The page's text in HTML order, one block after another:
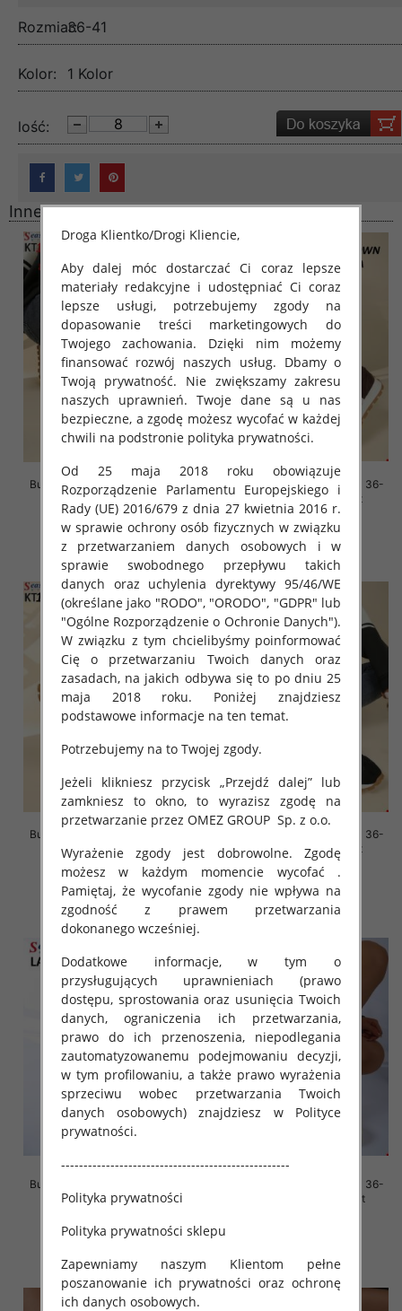
Rozmiar:36-41
Kolor: 1 Kolor
lość:
Inne produkty
Buty sportowe damskie Roz 36-
41, 1 kolor Paczka 8 szt
88.00 zł
szczegóły
Buty sportowe damskie Roz 36-
41, 1 kolor Paczka 8 szt
88.00 zł
szczegóły
Buty sportowe damskie Roz 36-
41, 1 kolor Paczka 8 szt
88.00 zł
szczegóły
Buty sportowe damskie Roz 36-
41, 1 kolor Paczka 8 szt
88.00 zł
szczegóły
Buty sportowe damskie Roz 36-
41, 1 kolor Paczka 12 szt
45.00 zł
Buty sportowe damskie Roz 36-
41, 1 kolor Paczka 12 szt
Droga Klientko/Drogi Kliencie,
Aby dalej móc dostarczać Ci coraz lepsze
materiały redakcyjne i udostępniać Ci coraz
lepsze usługi, potrzebujemy zgody na
dopasowanie treści marketingowych do
Twojego zachowania. Dzięki nim możemy
finansować rozwój naszych usług. Dbamy o
Twoją prywatność. Nie zwiększamy zakresu
naszych uprawnień. Twoje dane są u nas
bezpieczne, a zgodę możesz wycofać w każdej
chwili na podstronie polityka prywatności.
Od 25 maja 2018 roku obowiązuje
Rozporządzenie Parlamentu Europejskiego i
Rady (UE) 2016/679 z dnia 27 kwietnia 2016 r.
w sprawie ochrony osób fizycznych w związku
z przetwarzaniem danych osobowych i w
sprawie swobodnego przepływu takich
danych oraz uchylenia dyrektywy 95/46/WE
(określane jako "RODO", "ORODO", "GDPR" lub
"Ogólne Rozporządzenie o Ochronie Danych").
W związku z tym chcielibyśmy poinformować
Cię o przetwarzaniu Twoich danych oraz
zasadach, na jakich odbywa się to po dniu 25
maja 2018 roku. Poniżej znajdziesz
podstawowe informacje na ten temat.
Potrzebujemy na to Twojej zgody.
Jeżeli klikniesz przycisk „Przejdź dalej” lub
zamkniesz to okno, to wyrazisz zgodę na
przetwarzanie przez OMEZ GROUP Sp. z o.o.
Wyrażenie zgody jest dobrowolne. Zgodę
możesz w każdym momencie wycofać .
Pamiętaj, że wycofanie zgody nie wpływa na
zgodność z prawem przetwarzania
dokonanego wcześniej.
Dodatkowe informacje, w tym o
przysługujących uprawnieniach (prawo
dostępu, sprostowania oraz usunięcia Twoich
danych, ograniczenia ich przetwarzania,
prawo do ich przenoszenia, niepodlegania
zautomatyzowanemu podejmowaniu decyzji,
w tym profilowaniu, a także prawo wyrażenia
sprzeciwu wobec przetwarzania Twoich
danych osobowych) znajdziesz w Polityce
prywatności.
---------------------------------------------------
Polityka prywatności
Polityka prywatności sklepu
Zapewniamy naszym Klientom pełne
poszanowanie ich prywatności oraz ochronę
ich danych osobowych.